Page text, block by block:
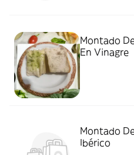
Montado
En Vinagre
Montado
Ibérico